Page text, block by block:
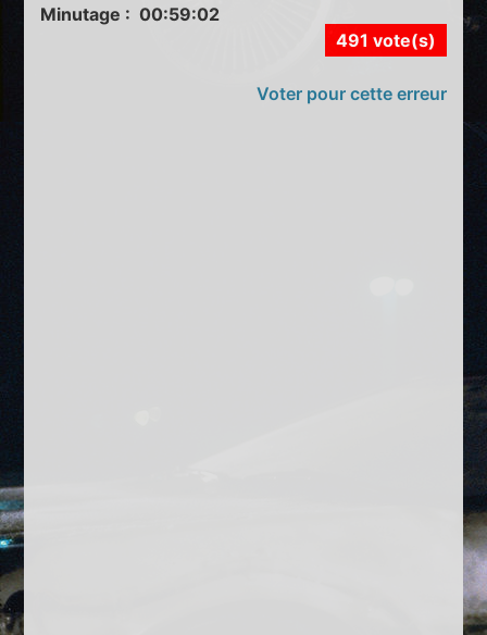
Minutage : 00:59:02
491 vote(s)
Voter pour cette erreur